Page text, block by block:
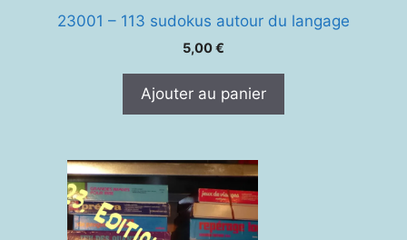
23001 – 113 sudokus autour du langage
5,00€
Ajouter au panier